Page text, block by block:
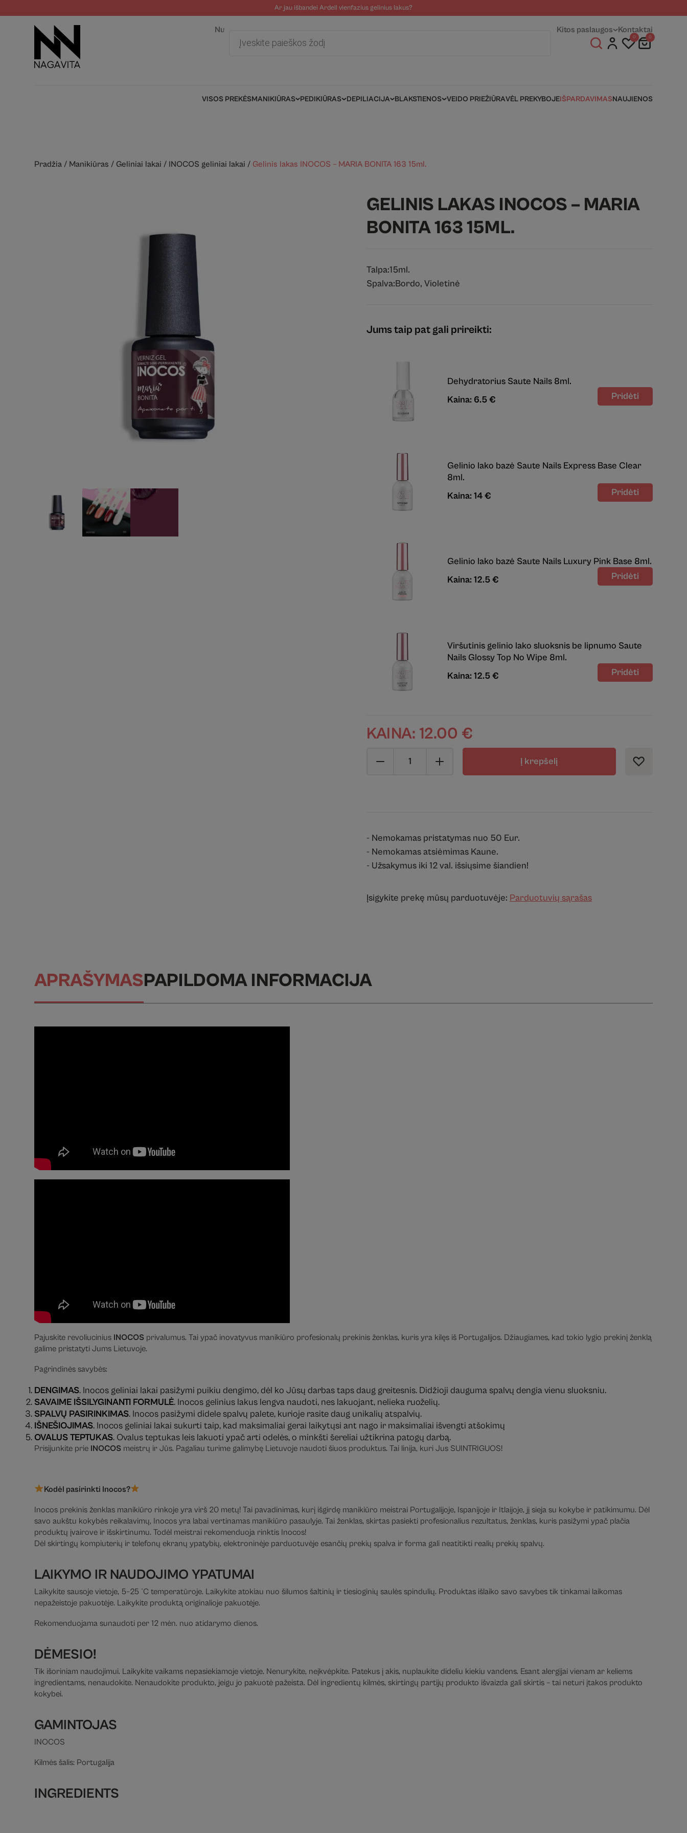
Ar jau išbandei Ardell vienfazius gelinius lakus?
Nuotolinė pagalba Fizinės parduotuvėsKitos paslaugos Kontaktai
search
0 0
VISOS PREKĖSMANIKIŪRAS PEDIKIŪRAS DEPILIACIJA BLAKSTIENOS VEIDO PRIEŽIŪRAVĖL PREKYBOJEIŠPARDAVIMASNAUJIENOS
Pradžia / Manikiūras / Geliniai lakai / INOCOS geliniai lakai / Gelinis lakas INOCOS – MARIA BONITA 163 15ml.
GELINIS LAKAS INOCOS – MARIA
BONITA 163 15ML.
Talpa:15ml.
Spalva:Bordo, Violetinė
Jums taip pat gali prireikti:
Dehydratorius Saute Nails 8ml.
Kaina: 6.5 €
Gelinio lako bazė Saute Nails Express Base Clear
8ml.
Kaina: 14 €
Gelinio lako bazė Saute Nails Luxury Pink Base 8ml.
Kaina: 12.5 €
Viršutinis gelinio lako sluoksnis be lipnumo Saute
Nails Glossy Top No Wipe 8ml.
Kaina: 12.5 €
KAINA: 12.00 €
Į krepšelį
- Nemokamas pristatymas nuo 50 Eur.
- Nemokamas atsiėmimas Kaune.
- Užsakymus iki 12 val. išsiųsime šiandien!
Įsigykite prekę mūsų parduotuvėje: Parduotuvių sąrašas
APRAŠYMASPAPILDOMA INFORMACIJA
Pajuskite revoliucinius INOCOS privalumus. Tai ypač inovatyvus manikiūro profesionalų prekinis ženklas, kuris yra kilęs iš Portugalijos. Džiaugiames, kad tokio lygio prekinį ženklą
galime pristatyti Jums Lietuvoje.
Pagrindinės savybės:
DENGIMAS. Inocos geliniai lakai pasižymi puikiu dengimo, dėl ko Jūsų darbas taps daug greitesnis. Didžioji dauguma spalvų dengia vienu sluoksniu.
SAVAIME IŠSILYGINANTI FORMULĖ. Inocos gelinius lakus lengva naudoti, nes lakuojant, nelieka ruoželių.
SPALVŲ PASIRINKIMAS. Inocos pasižymi didele spalvų palete, kurioje rasite daug unikalių atspalvių.
IŠNEŠIOJIMAS. Inocos geliniai lakai sukurti taip, kad maksimaliai gerai laikytųsi ant nago ir maksimaliai išvengti atšokimų
OVALUS TEPTUKAS. Ovalus teptukas leis lakuoti ypač arti odelės, o minkšti šereliai užtikrina patogų darbą.
Prisijunkite prie INOCOS meistrų ir Jūs. Pagaliau turime galimybę Lietuvoje naudoti šiuos produktus. Tai linija, kuri Jus SUINTRIGUOS!
Kodėl pasirinkti Inocos?
Inocos prekinis ženklas manikiūro rinkoje yra virš 20 metų! Tai pavadinimas, kurį išgirdę manikiūro meistrai Portugalijoje, Ispanijoje ir Itlaijoje, jį sieja su kokybe ir patikimumu. Dėl
savo aukštu kokybės reikalavimų, Inocos yra labai vertinamas manikiūro pasaulyje. Tai ženklas, skirtas pasiekti profesionalius rezultatus, ženklas, kuris pasižymi ypač plačia
produktų įvairove ir išskirtinumu. Todėl meistrai rekomenduoja rinktis Inocos!
Dėl skirtingų kompiuterių ir telefonų ekranų ypatybių, elektroninėje parduotuvėje esančių prekių spalva ir forma gali neatitikti realių prekių spalvų.
LAIKYMO IR NAUDOJIMO YPATUMAI
Laikykite sausoje vietoje, 5–25 °C temperatūroje. Laikykite atokiau nuo šilumos šaltinių ir tiesioginių saulės spindulių. Produktas išlaiko savo savybes tik tinkamai laikomas
nepažeistoje pakuotėje. Laikykite produktą originalioje pakuotėje.
Rekomenduojama sunaudoti per 12 mėn. nuo atidarymo dienos.
DĖMESIO!
Tik išoriniam naudojimui. Laikykite vaikams nepasiekiamoje vietoje. Nenurykite, neįkvėpkite. Patekus į akis, nuplaukite dideliu kiekiu vandens. Esant alergijai vienam ar keliems
ingredientams, nenaudokite. Nenaudokite produkto, jeigu jo pakuotė pažeista. Dėl ingredientų kilmės, skirtingų partijų produkto išvaizda gali skirtis – tai neturi įtakos produkto
kokybei.
GAMINTOJAS
INOCOS
Kilmės šalis: Portugalija
INGREDIENTS